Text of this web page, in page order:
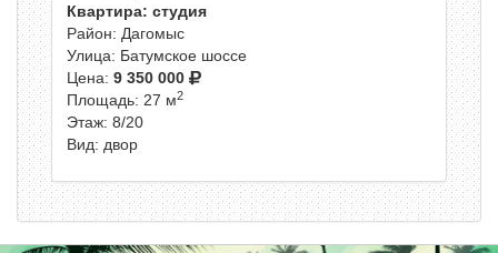
Квартира: студия
Район: Дагомыс
Улица: Батумское шоссе
Цена: 9 350 000
Площадь: 27 м2
Этаж: 8/20
Вид: двор